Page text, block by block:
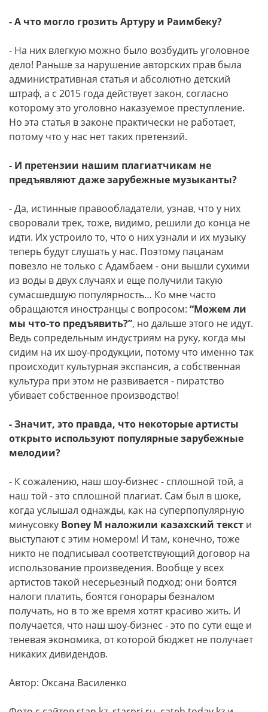
- А что могло грозить Артуру и Раимбеку?
- На них влегкую можно было возбудить уголовное
дело! Раньше за нарушение авторских прав была
административная статья и абсолютно детский
штраф, а с 2015 года действует закон, согласно
которому это уголовно наказуемое преступление.
Но эта статья в законе практически не работает,
потому что у нас нет таких претензий.
- И претензии нашим плагиатчикам не
предъявляют даже зарубежные музыканты?
- Да, истинные правообладатели, узнав, что у них
своровали трек, тоже, видимо, решили до конца не
идти. Их устроило то, что о них узнали и их музыку
теперь будут слушать у нас. Поэтому пацанам
повезло не только с Адамбаем - они вышли сухими
из воды в двух случаях и еще получили такую
сумасшедшую популярность… Ко мне часто
обращаются иностранцы с вопросом: “Можем ли
мы что-то предъявить?”, но дальше этого не идут.
Ведь сопредельным индустриям на руку, когда мы
сидим на их шоу-продукции, потому что именно так
происходит культурная экспансия, а собственная
культура при этом не развивается - пиратство
убивает собственное производство!
- Значит, это правда, что некоторые артисты
открыто используют популярные зарубежные
мелодии?
- К сожалению, наш шоу-бизнес - сплошной той, а
наш той - это сплошной плагиат. Сам был в шоке,
когда услышал однажды, как на суперпопулярную
минусовку Boney M наложили казахский текст и
выступают с этим номером! И там, конечно, тоже
никто не подписывал соответствующий договор на
использование произведения. Вообще у всех
артистов такой несерьезный подход: они боятся
налоги платить, боятся гонорары безналом
получать, но в то же время хотят красиво жить. И
получается, что наш шоу-бизнес - это по сути еще и
теневая экономика, от которой бюджет не получает
никаких дивидендов.
Автор: Оксана Василенко